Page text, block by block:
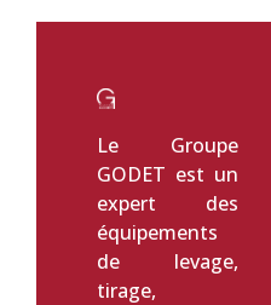
Le Groupe
GODET est un
expert des
équipements
de levage,
tirage,